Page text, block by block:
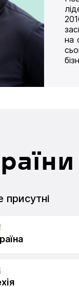
на
присутні